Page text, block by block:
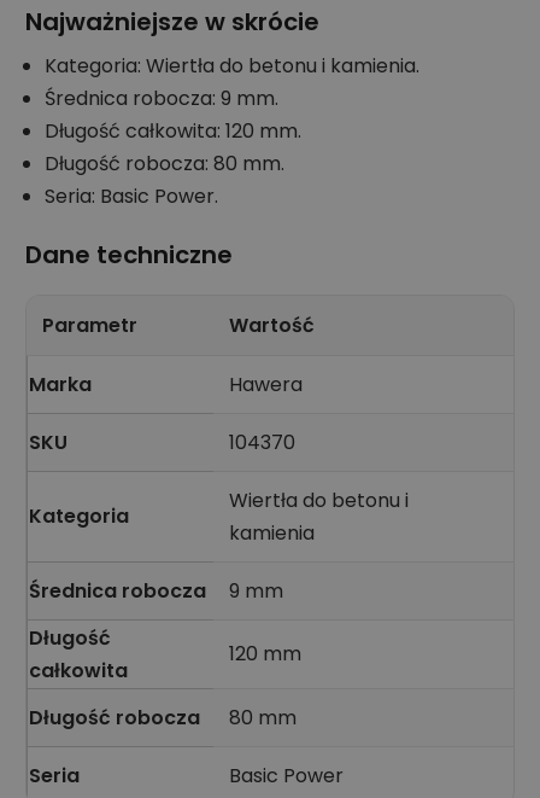
Najważniejsze w skrócie
Kategoria: Wiertła do betonu i kamienia.
Średnica robocza: 9 mm.
Długość całkowita: 120 mm.
Długość robocza: 80 mm.
Seria: Basic Power.
Dane techniczne
Parametr Wartość
Marka Hawera
SKU 104370
Kategoria
Wiertła do betonu i
kamienia
Średnica robocza
9 mm
Długość
całkowita
120 mm
Długość robocza 80 mm
Seria Basic Power